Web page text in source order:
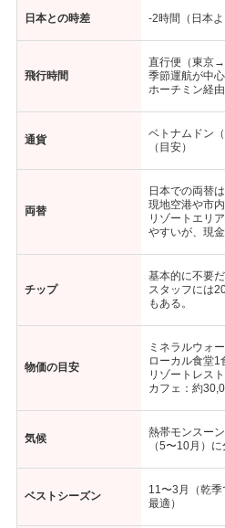
日本との時差 -2時間（日本
飛行時間
直行便（東京
季節運航が中心
ホーチミン経
通貨
ベトナムドン
（目安）
両替
日本での両替
現地空港や市
リゾートエリ
やすいが、現
チップ
基本的に不要
スタッフには
もある。
物価の目安
ミネラルウォ
ローカル食堂
リゾートレス
カフェ：約
気候
熱帯モンスー
（5〜10月）に
ベストシーズン
11〜3月（乾
最適）